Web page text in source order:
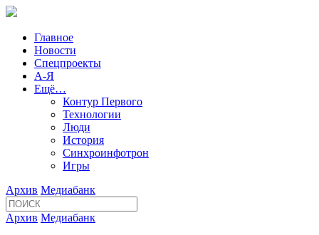
Главное
Новости
Спецпроекты
А-Я
Ещё…
Контур Первого
Технологии
Люди
История
Синхроинфотрон
Игры
Архив Медиабанк
Архив Медиабанк